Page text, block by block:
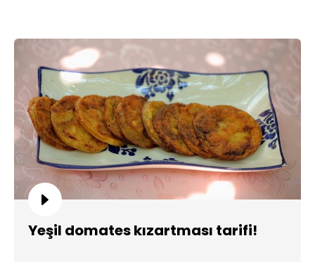
Yeşil domates kızartması tarifi!